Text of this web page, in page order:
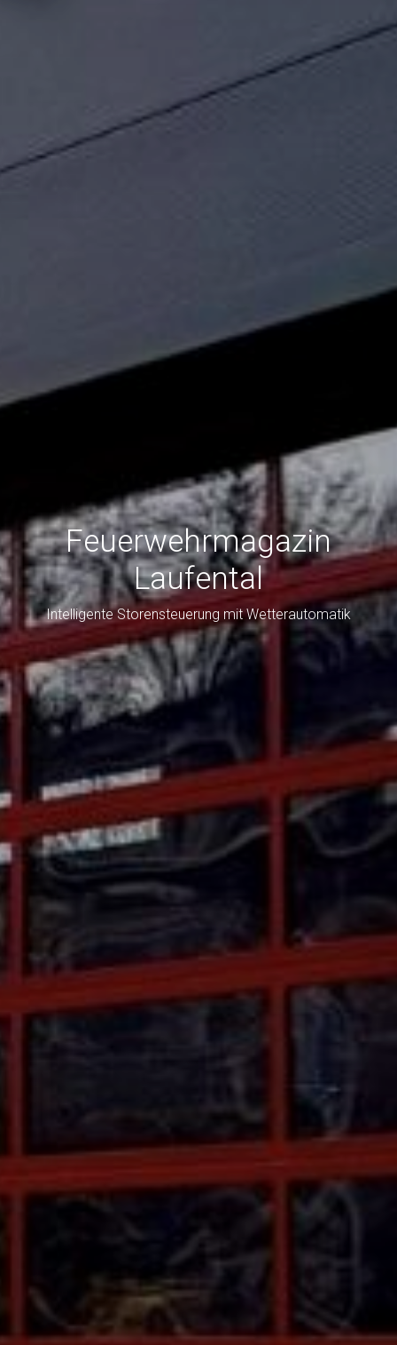
Feuerwehrmagazin
Laufental
Intelligente Storensteuerung mit Wetterautomatik